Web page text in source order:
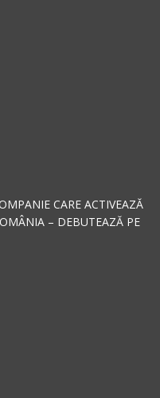
CARE ACTIVEAZĂ
– DEBUTEAZĂ PE